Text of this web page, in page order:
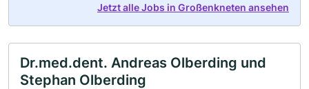
Jetzt alle Jobs in Großenkneten ansehen
Dr.med.dent. Andreas Olberding und
Stephan Olberding